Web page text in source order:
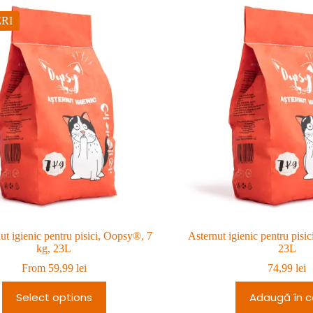
igienic pentru pisici, Oopsy®, 7
kg, 23L
From 59,99 lei
Select options
Asternut igienic pentru
23L
74,99lei
Adaugă în